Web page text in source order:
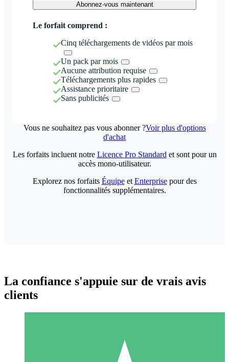
Abonnez-vous maintenant
Le forfait comprend :
Cinq téléchargements de vidéos par mois
Un pack par mois
Aucune attribution requise
Téléchargements plus rapides
Assistance prioritaire
Sans publicités
Vous ne souhaitez pas vous abonner ?Voir plus d'options
d'achat
Les forfaits incluent notre Licence Pro Standard et sont pour un
accès mono-utilisateur.
Explorez nos forfaits Équipeet Enterprisepour des
fonctionnalités supplémentaires.
La confiance s'appuie sur de vrais avis
clients